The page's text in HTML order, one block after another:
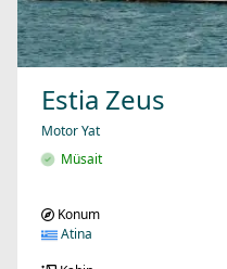
Estia Zeus
Motor Yat
Müsait
Konum
Atina